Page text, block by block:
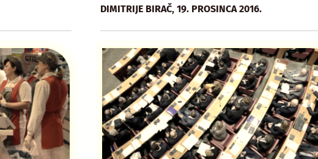
DIMITRIJE BIRAČ,19. PROSINCA 2016.